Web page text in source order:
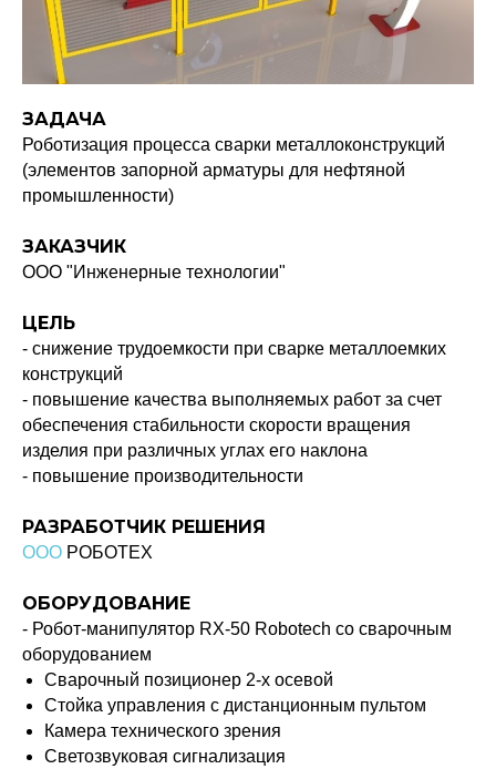
ЗАДАЧА
Роботизация процесса сварки металлоконструкций
(элементов запорной арматуры для нефтяной
промышленности)
ЗАКАЗЧИК
ООО "Инженерные технологии"
ЦЕЛЬ
- снижение трудоемкости при сварке металлоемких
конструкций
- повышение качества выполняемых работ за счет
обеспечения стабильности скорости вращения
изделия при различных углах его наклона
- повышение производительности
РАЗРАБОТЧИК РЕШЕНИЯ
ООО РОБОТЕХ
ОБОРУДОВАНИЕ
- Робот-манипулятор RX-50 Robotech со сварочным
оборудованием
Сварочный позиционер 2-х осевой
Стойка управления с дистанционным пультом
Камера технического зрения
Светозвуковая сигнализация